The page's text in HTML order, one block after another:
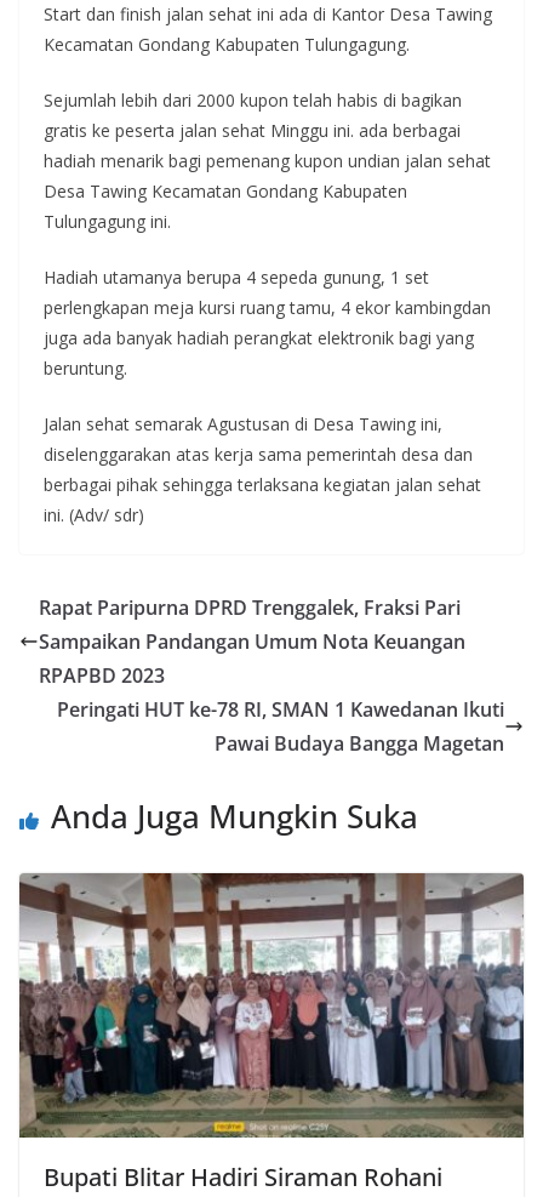
Start dan finish jalan sehat ini ada di Kantor Desa Tawing
Kecamatan Gondang Kabupaten Tulungagung.
Sejumlah lebih dari 2000 kupon telah habis di bagikan
gratis ke peserta jalan sehat Minggu ini. ada berbagai
hadiah menarik bagi pemenang kupon undian jalan sehat
Desa Tawing Kecamatan Gondang Kabupaten
Tulungagung ini.
Hadiah utamanya berupa 4 sepeda gunung, 1 set
perlengkapan meja kursi ruang tamu, 4 ekor kambingdan
juga ada banyak hadiah perangkat elektronik bagi yang
beruntung.
Jalan sehat semarak Agustusan di Desa Tawing ini,
diselenggarakan atas kerja sama pemerintah desa dan
berbagai pihak sehingga terlaksana kegiatan jalan sehat
ini. (Adv/ sdr)
Rapat Paripurna DPRD Trenggalek, Fraksi Pari
Sampaikan Pandangan Umum Nota Keuangan
RPAPBD 2023
Peringati HUT ke-78 RI, SMAN 1 Kawedanan Ikuti
Pawai Budaya Bangga Magetan
Anda Juga Mungkin Suka
Bupati Blitar Hadiri Siraman Rohani